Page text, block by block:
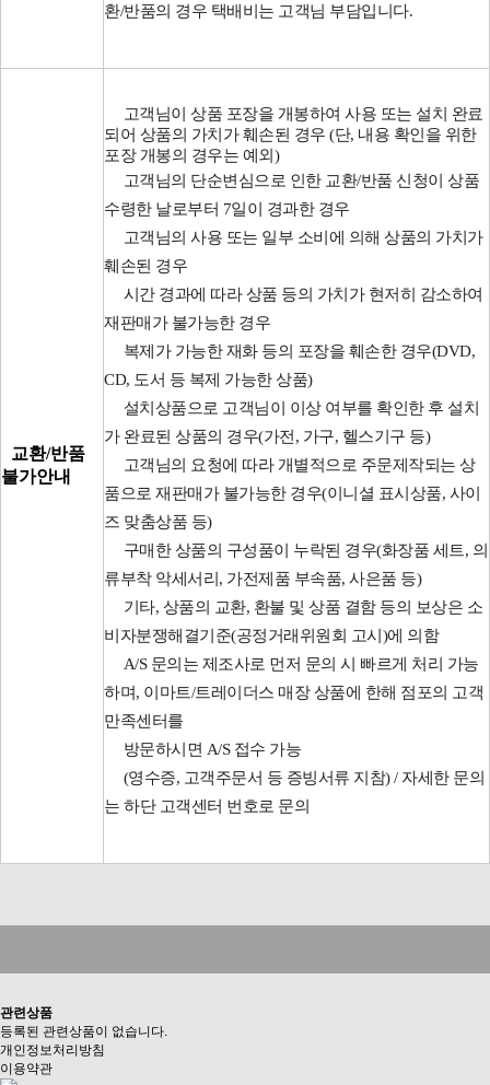
환/반품의 경우 택배비는 고객님 부담입니다.
교환/반품
불가안내
고객님이 상품 포장을 개봉하여 사용 또는 설치 완료
되어 상품의 가치가 훼손된 경우 (단, 내용 확인을 위한
포장 개봉의 경우는 예외)
고객님의 단순변심으로 인한 교환/반품 신청이 상품
수령한 날로부터 7일이 경과한 경우
고객님의 사용 또는 일부 소비에 의해 상품의 가치가
훼손된 경우
시간 경과에 따라 상품 등의 가치가 현저히 감소하여
재판매가 불가능한 경우
복제가 가능한 재화 등의 포장을 훼손한 경우(DVD,
CD, 도서 등 복제 가능한 상품)
설치상품으로 고객님이 이상 여부를 확인한 후 설치
가 완료된 상품의 경우(가전, 가구, 헬스기구 등)
고객님의 요청에 따라 개별적으로 주문제작되는 상
품으로 재판매가 불가능한 경우(이니셜 표시상품, 사이
즈 맞춤상품 등)
구매한 상품의 구성품이 누락된 경우(화장품 세트, 의
류부착 악세서리, 가전제품 부속품, 사은품 등)
기타, 상품의 교환, 환불 및 상품 결함 등의 보상은 소
비자분쟁해결기준(공정거래위원회 고시)에 의함
A/S 문의는 제조사로 먼저 문의 시 빠르게 처리 가능
하며, 이마트/트레이더스 매장 상품에 한해 점포의 고객
만족센터를
방문하시면 A/S 접수 가능
(영수증, 고객주문서 등 증빙서류 지참) / 자세한 문의
는 하단 고객센터 번호로 문의
관련상품
등록된 관련상품이 없습니다.
개인정보처리방침
이용약관